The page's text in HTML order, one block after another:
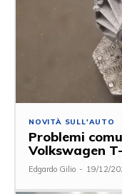
NOVITÀ SULL'AUTO
Problemi
Volkswagen
Edgardo Gilio - 19/12/